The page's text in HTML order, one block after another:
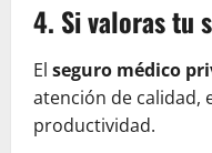
4. Si valoras tu
El seguro médico
atención de calidad,
productividad.